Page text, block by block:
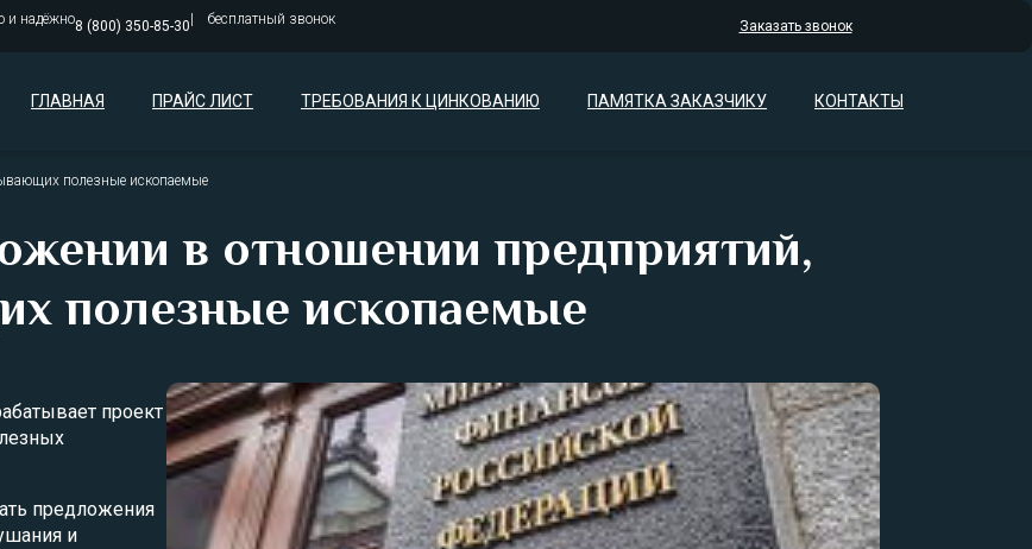
и надёжно8 (800) 350-85-30 бесплатный звонок Заказать звонок
ГЛАВНАЯ ПРАЙС ЛИСТ ТРЕБОВАНИЯ К ЦИНКОВАНИЮ ПАМЯТКА ЗАКАЗЧИКУ КОНТАКТЫ
полезные ископаемые
в отношении предприятий,
полезные ископаемые
проект
предложения
и